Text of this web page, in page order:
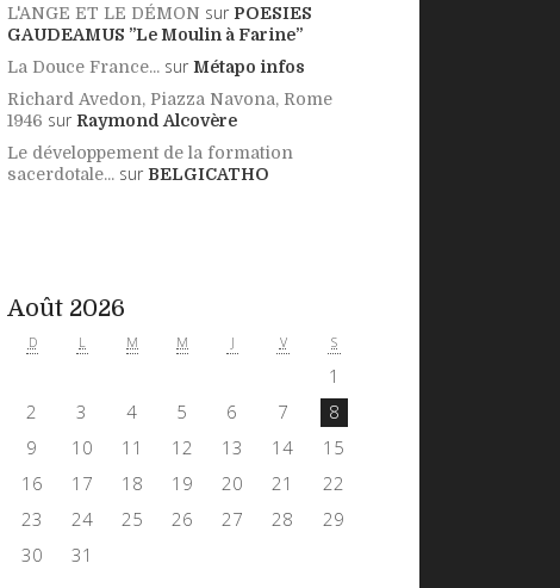
L'ANGE ET LE DÉMON sur POESIES
GAUDEAMUS ”Le Moulin à Farine”
La Douce France... sur Métapo infos
Richard Avedon, Piazza Navona, Rome
1946 sur Raymond Alcovère
Le développement de la formation
sacerdotale... sur BELGICATHO
Août 2026
D L M M J V S
1
2
3 4 5 6 7
8
9
10 11 12 13 14
15
16
17 18 19 20 21
22
23
24 25 26 27 28
29
30
31